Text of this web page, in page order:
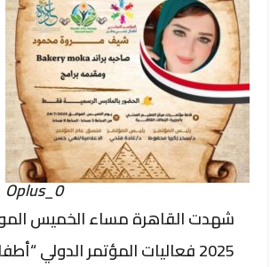
Oplus_0
2025 فعاليات المؤتمر الدولي